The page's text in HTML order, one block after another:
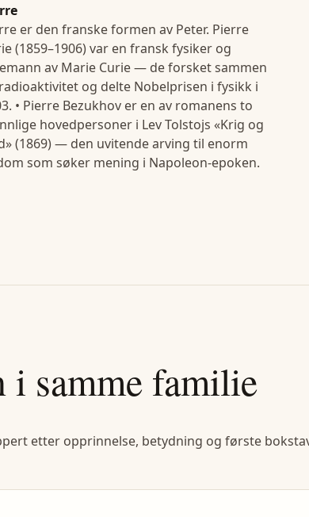
er den franske formen av Peter. Pierre
(1859–1906) var en fransk fysiker og
av Marie Curie — de forsket sammen
og delte Nobelprisen i fysikk i
• Pierre Bezukhov er en av romanens to
hovedpersoner i Lev Tolstojs «Krig og
(1869) — den uvitende arving til enorm
som søker mening i Napoleon-epoken.
i samme familie
etter opprinnelse, betydning og første